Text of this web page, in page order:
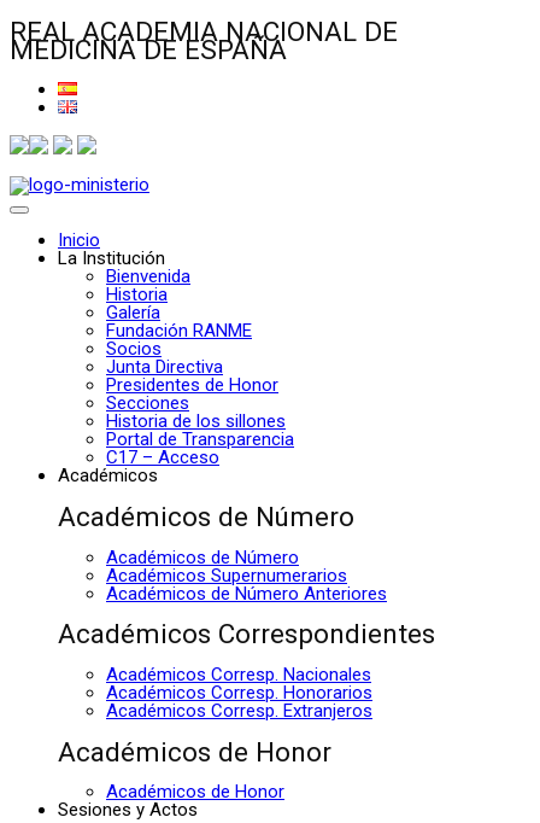
REAL ACADEMIA NACIONAL DE
MEDICINA DE ESPAÑA
Inicio
La Institución
Bienvenida
Historia
Galería
Fundación RANME
Socios
Junta Directiva
Presidentes de Honor
Secciones
Historia de los sillones
Portal de Transparencia
C17 – Acceso
Académicos
Académicos de Número
Académicos de Número
Académicos Supernumerarios
Académicos de Número Anteriores
Académicos Correspondientes
Académicos Corresp. Nacionales
Académicos Corresp. Honorarios
Académicos Corresp. Extranjeros
Académicos de Honor
Académicos de Honor
Sesiones y Actos